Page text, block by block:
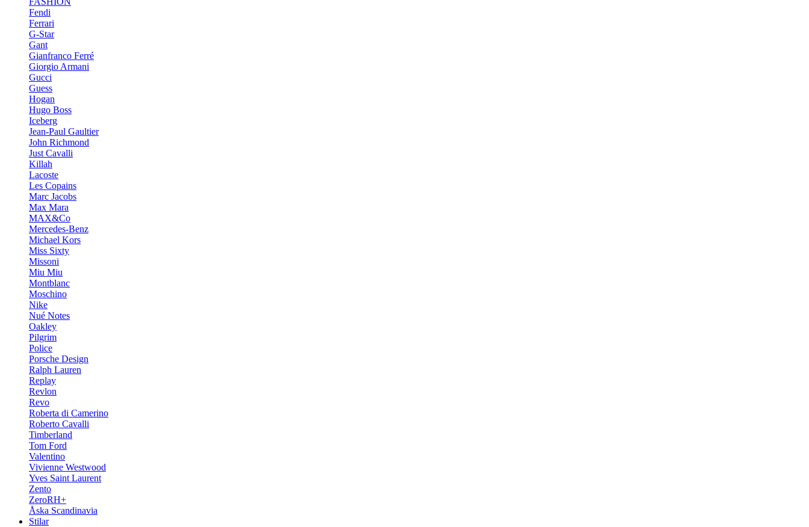
Fendi
Ferrari
G-Star
Gant
Gianfranco Ferré
Giorgio Armani
Gucci
Guess
Hogan
Hugo Boss
Iceberg
Jean-Paul Gaultier
John Richmond
Just Cavalli
Killah
Lacoste
Les Copains
Marc Jacobs
Max Mara
MAX&Co
Mercedes-Benz
Michael Kors
Miss Sixty
Missoni
Miu Miu
Montblanc
Moschino
Nike
Nué Notes
Oakley
Pilgrim
Police
Porsche Design
Ralph Lauren
Replay
Revlon
Revo
Roberta di Camerino
Roberto Cavalli
Timberland
Tom Ford
Valentino
Vivienne Westwood
Yves Saint Laurent
Zento
ZeroRH+
Åska Scandinavia
Stilar